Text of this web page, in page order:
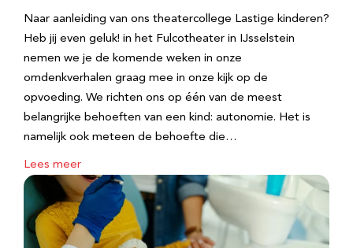
Naar aanleiding van ons theatercollege Lastige kinderen?
Heb jij even geluk! in het Fulcotheater in IJsselstein
nemen we je de komende weken in onze
omdenkverhalen graag mee in onze kijk op de
opvoeding. We richten ons op één van de meest
belangrijke behoeften van een kind: autonomie. Het is
namelijk ook meteen de behoefte die…
Lees meer